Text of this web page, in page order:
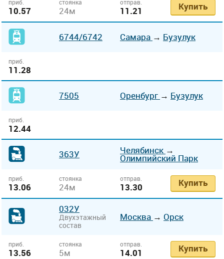
приб.
10.57
стоянка
24м
отправ.
11.21 Купить
6744/6742 Самара → Бузулук
приб.
11.28
7505 Оренбург → Бузулук
приб.
12.44
363У Челябинск →
Олимпийский Парк
приб.
13.06
стоянка
24м
отправ.
13.30 Купить
032У
Двухэтажный
состав
Москва → Орск
приб.
13.56
стоянка
5м
отправ.
14.01 Купить